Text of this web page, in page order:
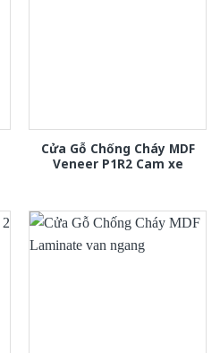
Cửa Gỗ Chống Cháy MDF
Veneer P1R2 Cam xe